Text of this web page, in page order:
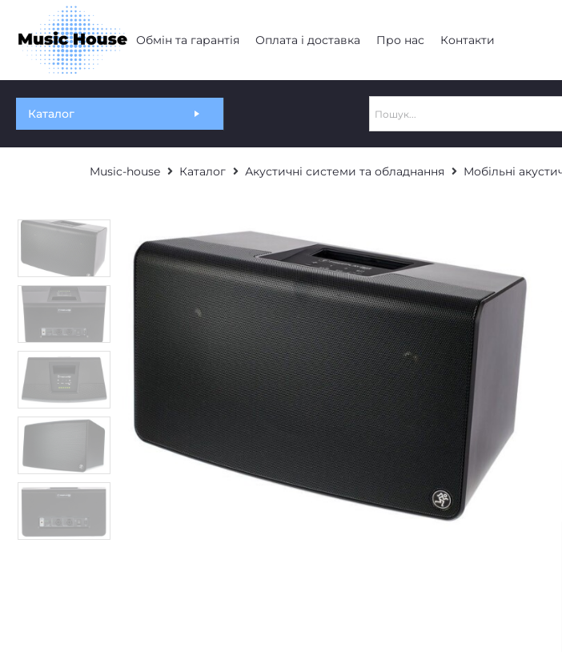
Обмін та гарантія Оплата і доставка Про нас Контакти
Каталог
Music-house Каталог Акустичні системи та обладнання Мобільні